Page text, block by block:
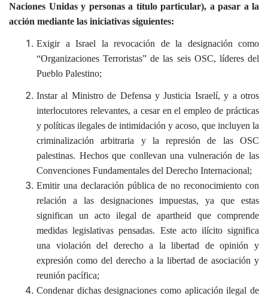
Naciones Unidas y personas a título particular), a pasar a la
acción mediante las iniciativas siguientes:
Exigir a Israel la revocación de la designación como
“Organizaciones Terroristas” de las seis OSC, líderes del
Pueblo Palestino;
Instar al Ministro de Defensa y Justicia Israelí, y a otros
interlocutores relevantes, a cesar en el empleo de prácticas
y políticas ilegales de intimidación y acoso, que incluyen la
criminalización arbitraria y la represión de las OSC
palestinas. Hechos que conllevan una vulneración de las
Convenciones Fundamentales del Derecho Internacional;
Emitir una declaración pública de no reconocimiento con
relación a las designaciones impuestas, ya que estas
significan un acto ilegal de apartheid que comprende
medidas legislativas pensadas. Este acto ilícito significa
una violación del derecho a la libertad de opinión y
expresión como del derecho a la libertad de asociación y
reunión pacífica;
Condenar dichas designaciones como aplicación ilegal de